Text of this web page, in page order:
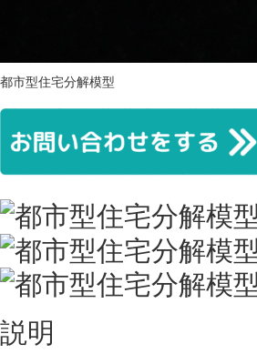
都市型住宅分解模型
説明